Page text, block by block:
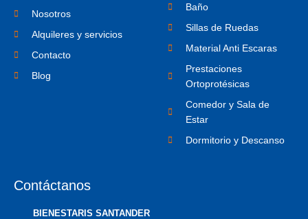
m
Nosotros
Alquileres y servicios
Contacto
Blog
Baño
Sillas de Ruedas
Material Anti Escaras
Prestaciones
Ortoprotésicas
Comedor y Sala de
Estar
Dormitorio y Descanso
Contáctanos
BIENESTARIS SANTANDER